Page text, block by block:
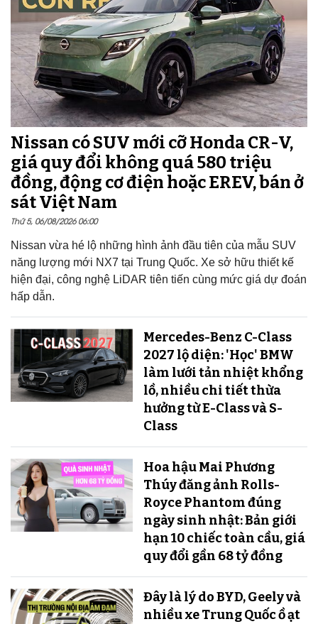
Nissan có SUV mới cỡ Honda CR-V,
giá quy đổi không quá 580 triệu
đồng, động cơ điện hoặc EREV, bán ở
sát Việt Nam
Thứ 5, 06/08/2026 06:00
Nissan vừa hé lộ những hình ảnh đầu tiên của mẫu SUV
năng lượng mới NX7 tại Trung Quốc. Xe sở hữu thiết kế
hiện đại, công nghệ LiDAR tiên tiến cùng mức giá dự đoán
hấp dẫn.
Mercedes-Benz C-Class
2027 lộ diện: 'Học' BMW
làm lưới tản nhiệt khổng
lồ, nhiều chi tiết thừa
hưởng từ E-Class và S-
Class
Hoa hậu Mai Phương
Thúy đăng ảnh Rolls-
Royce Phantom đúng
ngày sinh nhật: Bản giới
hạn 10 chiếc toàn cầu, giá
quy đổi gần 68 tỷ đồng
Đây là lý do BYD, Geely và
nhiều xe Trung Quốc ồ ạt